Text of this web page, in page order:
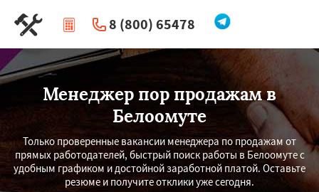
8 (800) 65478
| Перезвоните мне
Менеджер пор продажам в
Белоомуте
Только проверенные вакансии менеджера по продажам от
прямых работодателей, быстрый поиск работы в Белоомуте с
удобным графиком и достойной заработной платой. Оставьте
резюме и получите отклики уже сегодня.